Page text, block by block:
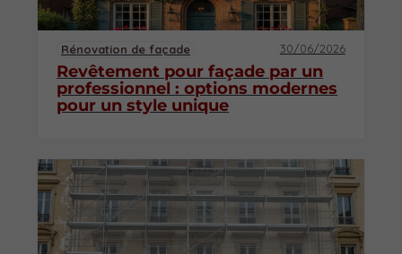
Rénovation de façade 30/06/2026
Revêtement pour façade par un
professionnel : options modernes
pour un style unique